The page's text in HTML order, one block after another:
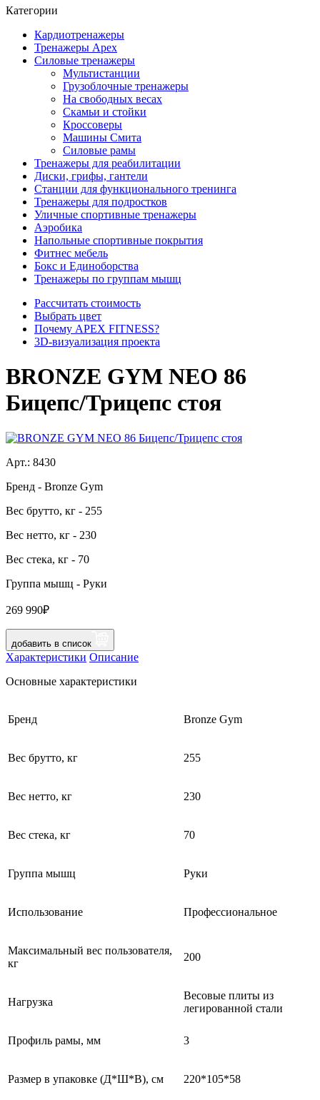
Категории
Кардиотренажеры
Тренажеры Apex
Силовые тренажеры
Мультистанции
Грузоблочные тренажеры
На свободных весах
Скамьи и стойки
Кроссоверы
Машины Смита
Силовые рамы
Тренажеры для реабилитации
Диски, грифы, гантели
Станции для функционального тренинга
Тренажеры для подростков
Уличные спортивные тренажеры
Аэробика
Напольные спортивные покрытия
Фитнес мебель
Бокс и Единоборства
Тренажеры по группам мышц
Рассчитать стоимость
Выбрать цвет
Почему APEX FITNESS?
3D-визуализация проекта
BRONZE GYM NEO 86
Бицепс/Трицепс стоя
Арт.: 8430
Бренд - Bronze Gym
Вес брутто, кг - 255
Вес нетто, кг - 230
Вес стека, кг - 70
Группа мышц - Руки
269 990₽
добавить в список
Характеристики Описание
Основные характеристики
Бренд Bronze Gym
Вес брутто, кг 255
Вес нетто, кг 230
Вес стека, кг 70
Группа мышц Руки
Использование Профессиональное
Максимальный вес пользователя,
кг
200
Нагрузка
Весовые плиты из
легированной стали
Профиль рамы, мм 3
Размер в упаковке (Д*Ш*В), см 220*105*58